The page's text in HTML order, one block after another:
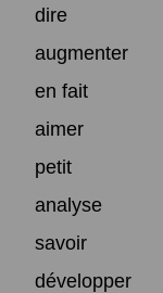
dire
augmenter
en fait
aimer
petit
analyse
savoir
développer